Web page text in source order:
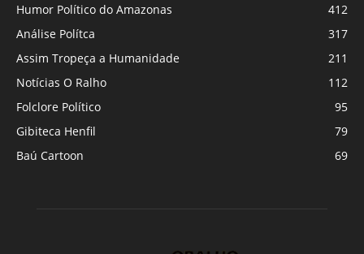
Humor Político do Amazonas
412
Análise Polítca
317
Assim Tropeça a Humanidade
211
Notícias O Ralho
112
Folclore Político
95
Gibiteca Henfil
79
Baú Cartoon
69